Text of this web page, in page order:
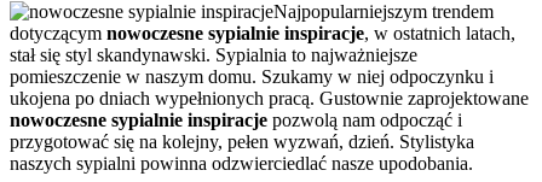
Najpopularniejszym trendem
dotyczącym nowoczesne sypialnie inspiracje, w ostatnich latach,
stał się styl skandynawski. Sypialnia to najważniejsze
pomieszczenie w naszym domu. Szukamy w niej odpoczynku i
ukojena po dniach wypełnionych pracą. Gustownie zaprojektowane
nowoczesne sypialnie inspiracje pozwolą nam odpocząć i
przygotować się na kolejny, pełen wyzwań, dzień. Stylistyka
naszych sypialni powinna odzwierciedlać nasze upodobania.